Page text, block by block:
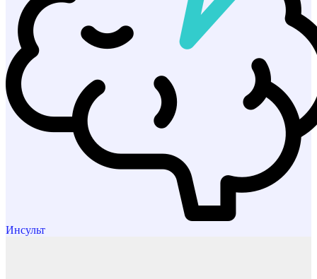
Инсульт